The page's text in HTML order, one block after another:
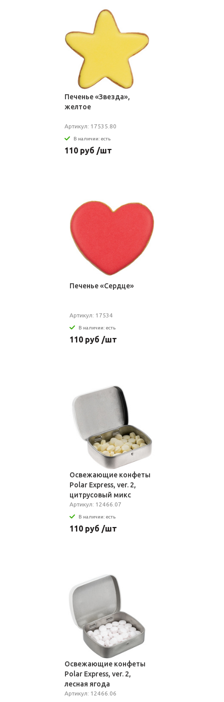
Печенье «Звезда»,
желтое
Артикул: 17535.80
В наличии: есть
110 руб /шт
Печенье «Сердце»
Артикул: 17534
В наличии: есть
110 руб /шт
Освежающие конфеты
Polar Express, ver. 2,
цитрусовый микс
Артикул: 12466.07
В наличии: есть
110 руб /шт
Освежающие конфеты
Polar Express, ver. 2,
лесная ягода
Артикул: 12466.06